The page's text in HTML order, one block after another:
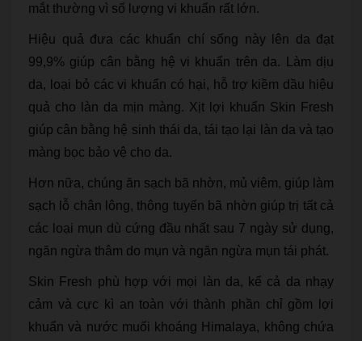
mắt thường vì số lượng vi khuẩn rất lớn.
Hiệu quả đưa các khuẩn chí sống này lên da đạt
99,9% giúp cân bằng hệ vi khuẩn trên da. Làm dịu
da, loại bỏ các vi khuẩn có hại, hỗ trợ kiềm dầu hiệu
quả cho làn da mịn màng. Xịt lợi khuẩn Skin Fresh
giúp cân bằng hệ sinh thái da, tái tạo lại làn da và tạo
màng bọc bảo vệ cho da.
Hơn nữa, chúng ăn sạch bã nhờn, mủ viêm, giúp làm
sạch lỗ chân lông, thông tuyến bã nhờn giúp trị tất cả
các loại mụn dù cứng đầu nhất sau 7 ngày sử dụng,
ngăn ngừa thâm do mụn và ngăn ngừa mụn tái phát.
Skin Fresh phù hợp với mọi làn da, kể cả da nhạy
cảm và cực kì an toàn với thành phần chỉ gồm lợi
khuẩn và nước muối khoáng Himalaya, không chứa